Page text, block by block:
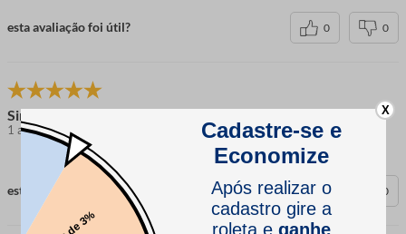
esta avaliação foi útil? 0 0
Simone M.
1 ano atrás comprador verificado
esta avaliação foi útil? 0 0
X